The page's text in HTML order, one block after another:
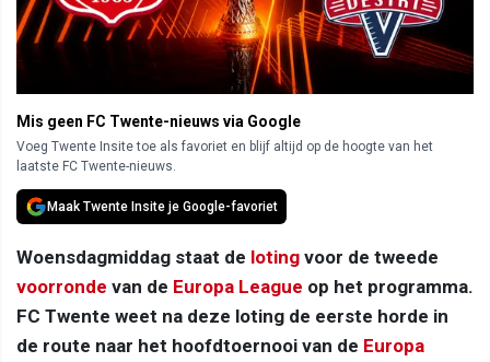
Mis geen FC Twente-nieuws via Google
Voeg Twente Insite toe als favoriet en blijf altijd op de hoogte van het
laatste FC Twente-nieuws.
Maak Twente Insite je Google-favoriet
Woensdagmiddag staat de loting voor de tweede
voorronde van de Europa League op het programma.
FC Twente weet na deze loting de eerste horde in
de route naar het hoofdtoernooi van de Europa